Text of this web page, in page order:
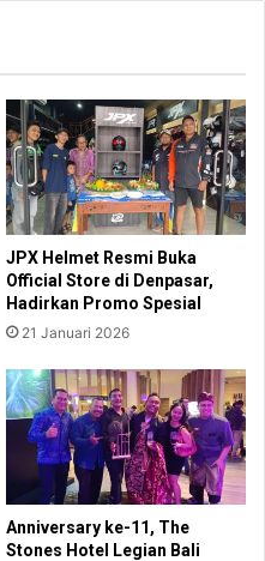
JPX Helmet Resmi Buka
Official Store di Denpasar,
Hadirkan Promo Spesial
21 Januari 2026
Anniversary ke-11, The
Stones Hotel Legian Bali